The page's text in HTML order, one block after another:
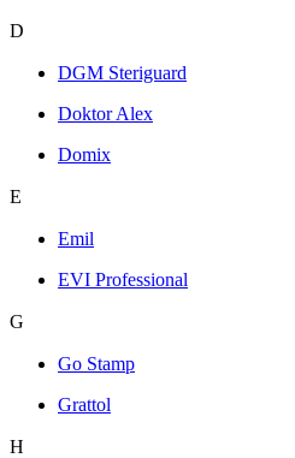
D
DGM Steriguard
Doktor Alex
Domix
E
Emil
EVI Professional
G
Go Stamp
Grattol
H